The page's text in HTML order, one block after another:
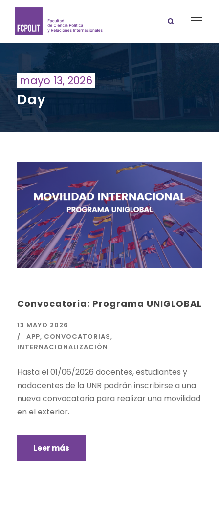
mayo 13, 2026
Day
Convocatoria: Programa UNIGLOBAL
13 MAYO 2026
APP, CONVOCATORIAS,
INTERNACIONALIZACIÓN
Hasta el 01/06/2026 docentes, estudiantes y
nodocentes de la UNR podrán inscribirse a una
nueva convocatoria para realizar una movilidad
en el exterior.
Leer más